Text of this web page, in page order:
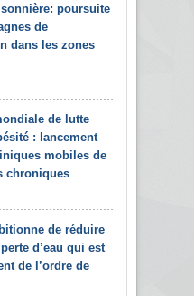
poursuite
de
dans les zones
de lutte
: lancement
mobiles de
chroniques
de réduire
d’eau qui est
de l’ordre de